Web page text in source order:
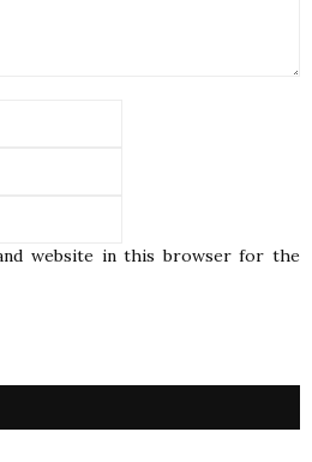
and website in this browser for the